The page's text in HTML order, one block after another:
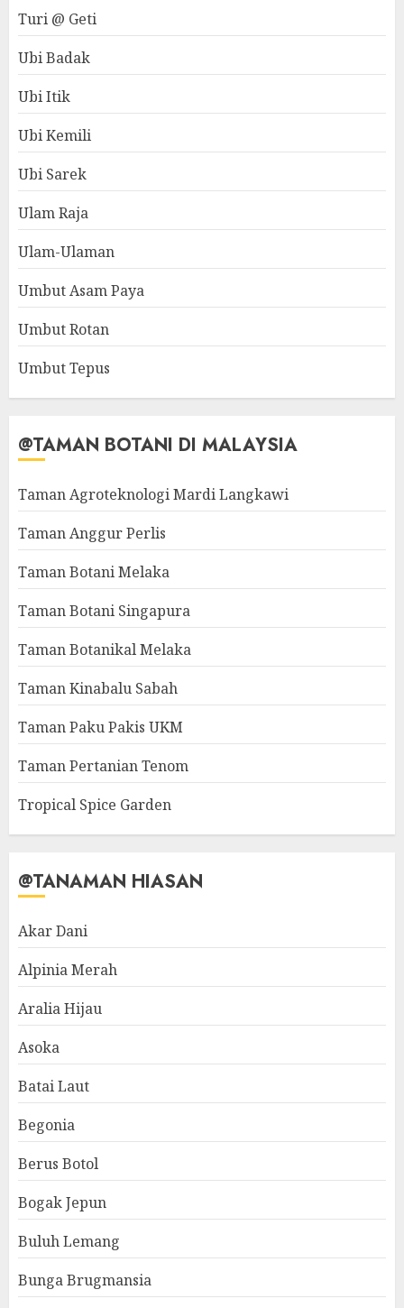
Turi @ Geti
Ubi Badak
Ubi Itik
Ubi Kemili
Ubi Sarek
Ulam Raja
Ulam-Ulaman
Umbut Asam Paya
Umbut Rotan
Umbut Tepus
@TAMAN BOTANI DI MALAYSIA
Taman Agroteknologi Mardi Langkawi
Taman Anggur Perlis
Taman Botani Melaka
Taman Botani Singapura
Taman Botanikal Melaka
Taman Kinabalu Sabah
Taman Paku Pakis UKM
Taman Pertanian Tenom
Tropical Spice Garden
@TANAMAN HIASAN
Akar Dani
Alpinia Merah
Aralia Hijau
Asoka
Batai Laut
Begonia
Berus Botol
Bogak Jepun
Buluh Lemang
Bunga Brugmansia